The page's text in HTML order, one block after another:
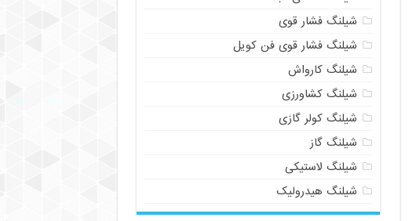
شیلنگ فشار قوی
شیلنگ فشار قوی فن کویل
شیلنگ کارواش
شیلنگ کشاورزی
شیلنگ کولر گازی
شیلنگ گاز
شیلنگ لاستیکی
شیلنگ هیدرولیک